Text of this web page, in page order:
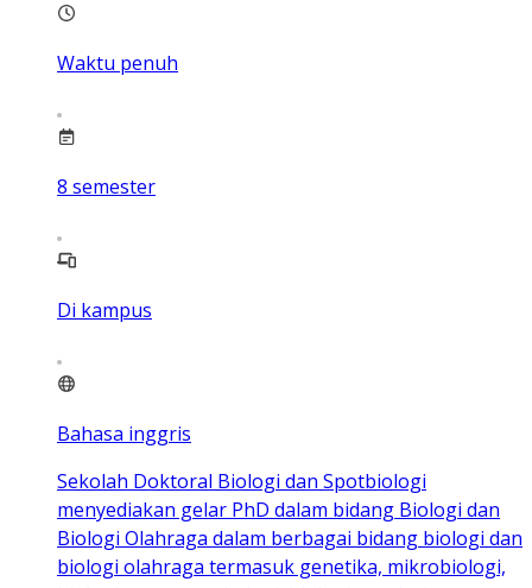
Waktu penuh
8 semester
Di kampus
Bahasa inggris
Sekolah Doktoral Biologi dan Spotbiologi
menyediakan gelar PhD dalam bidang Biologi dan
Biologi Olahraga dalam berbagai bidang biologi dan
biologi olahraga termasuk genetika, mikrobiologi,